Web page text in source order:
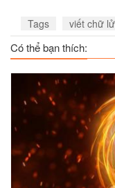
Tags viết chữ
Có thể bạn thích: